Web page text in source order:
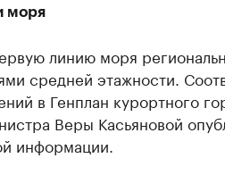
моря
линию моря
средней этажности.
в Генплан курортного
Веры Касьяновой
информации.